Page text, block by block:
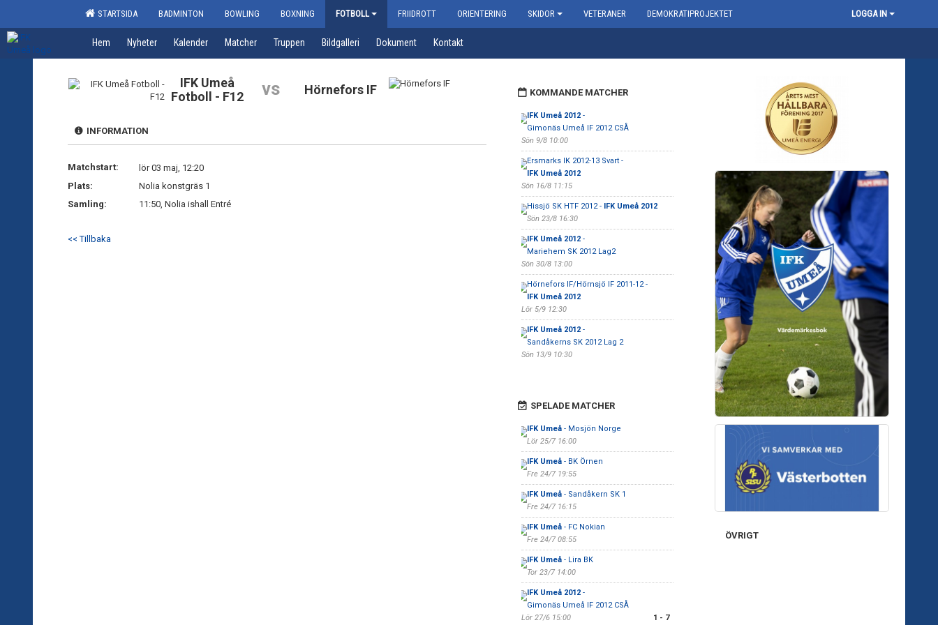
STARTSIDA BADMINTON BOWLING BOXNING FOTBOLL FRIIDROTT ORIENTERING SKIDOR VETERANER DEMOKRATIPROJEKTET LOGGA IN
Hem Nyheter Kalender Matcher Truppen Bildgalleri Dokument Kontakt
IFK Umeå
Fotboll - F12
vs Hörnefors IF
INFORMATION
Matchstart:
lör 03 maj, 12:20
Plats:
Nolia konstgräs 1
Samling:
11:50, Nolia ishall Entré
<< Tillbaka
KOMMANDE MATCHER
IFK Umeå 2012-
Gimonäs Umeå IF 2012 CSÅ
Sön 9/8 10:00
Ersmarks IK 2012-13 Svart -
IFK Umeå 2012
Sön 16/8 11:15
Hissjö SK HTF 2012 - IFK Umeå 2012
Sön 23/8 16:30
IFK Umeå 2012-
Mariehem SK 2012 Lag2
Sön 30/8 13:00
Hörnefors IF/Hörnsjö IF 2011-12 -
IFK Umeå 2012
Lör 5/9 12:30
IFK Umeå 2012-
Sandåkerns SK 2012 Lag 2
Sön 13/9 10:30
SPELADE MATCHER
IFK Umeå- Mosjön Norge
Lör 25/7 16:00
IFK Umeå- BK Örnen
Fre 24/7 19:55
IFK Umeå- Sandåkern SK 1
Fre 24/7 16:15
IFK Umeå- FC Nokian
Fre 24/7 08:55
IFK Umeå- Lira BK
Tor 23/7 14:00
IFK Umeå 2012-
Gimonäs Umeå IF 2012 CSÅ
Lör 27/6 15:00
1 - 7
ÖVRIGT